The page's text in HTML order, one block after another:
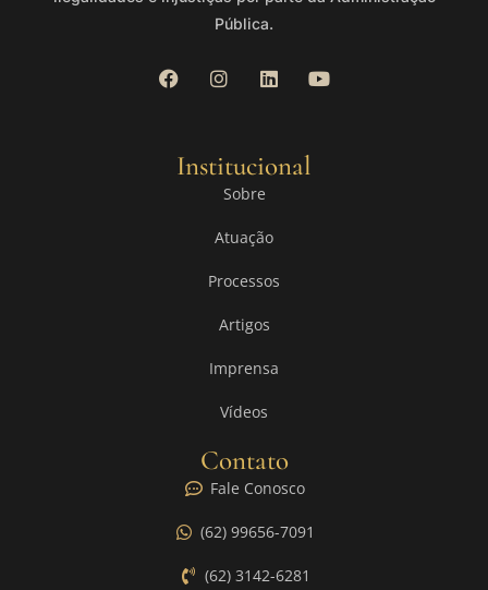
Pública.
Institucional
Sobre
Atuação
Processos
Artigos
Imprensa
Vídeos
Contato
Fale Conosco
(62) 99656-7091
(62) 3142-6281